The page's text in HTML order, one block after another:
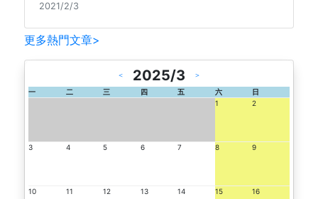
2021/2/3
更多熱門文章>
＜ 2025/3
＞
一
二 三 四 五 六
日
1
2
3 4 5 6 7 8 9
10 11 12 13 14 15 16